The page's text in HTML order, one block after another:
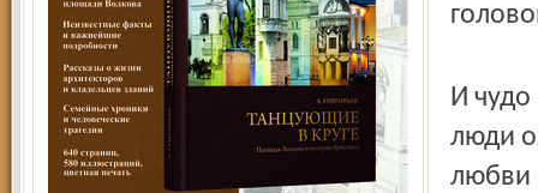
И чудо
люди
любви